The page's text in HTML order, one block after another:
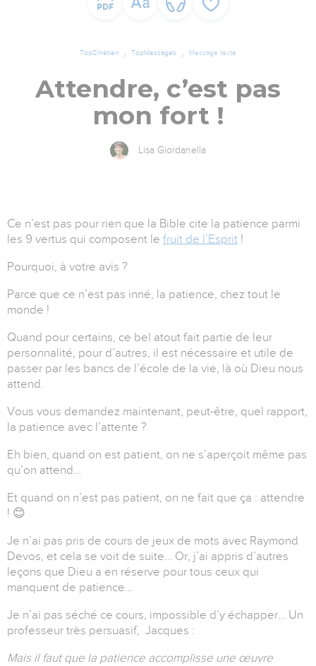
TopChrétien TopMessages Message texte
Attendre, c’est pas
mon fort !
Lisa Giordanella
Ce n’est pas pour rien que la Bible cite la patience parmi
les 9 vertus qui composent le fruit de l’Esprit !
Pourquoi, à votre avis ?
Parce que ce n’est pas inné, la patience, chez tout le
monde !
Quand pour certains, ce bel atout fait partie de leur
personnalité, pour d’autres, il est nécessaire et utile de
passer par les bancs de l’école de la vie, là où Dieu nous
attend.
Vous vous demandez maintenant, peut-être, quel rapport,
la patience avec l’attente ?
Eh bien, quand on est patient, on ne s’aperçoit même pas
qu’on attend…
Et quand on n’est pas patient, on ne fait que ça : attendre
! 😊
Je n’ai pas pris de cours de jeux de mots avec Raymond
Devos, et cela se voit de suite… Or, j’ai appris d’autres
leçons que Dieu a en réserve pour tous ceux qui
manquent de patience…
Je n’ai pas séché ce cours, impossible d’y échapper… Un
professeur très persuasif, Jacques :
Mais il faut que la patience accomplisse une œuvre